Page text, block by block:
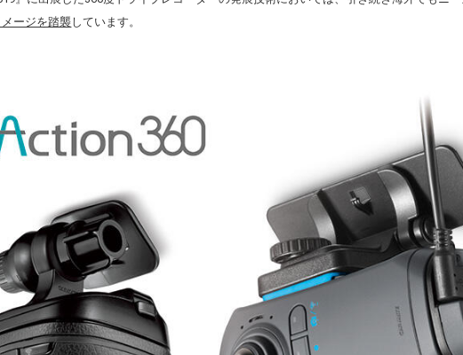
ージを踏襲しています。